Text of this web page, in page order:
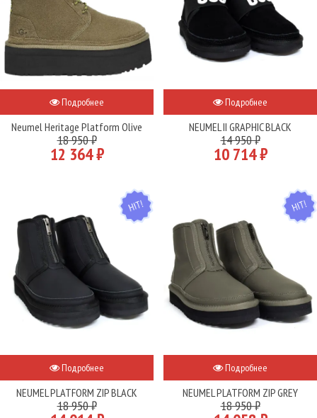
Подробнее
Neumel Heritage Platform Olive
18 950 ₽
12 364 ₽
Подробнее
NEUMEL II GRAPHIC BLACK
14 950 ₽
10 714 ₽
HIT
Подробнее
NEUMEL PLATFORM ZIP BLACK
18 950 ₽
HIT
Подробнее
NEUMEL PLATFORM ZIP GREY
18 950 ₽